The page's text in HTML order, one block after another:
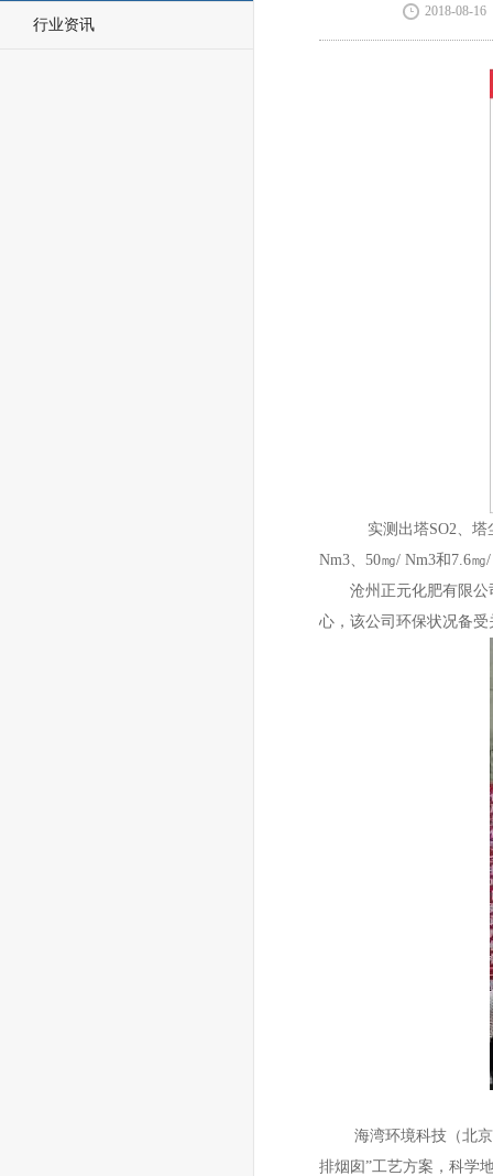
行业资讯
2018-08-16
实测出塔SO2、塔尘、
Nm3、50㎎/ Nm3和7.6
沧州正元化肥有限公司
心，该公司环保状况备受
海湾环境科技（北京）
排烟囱”工艺方案，科学